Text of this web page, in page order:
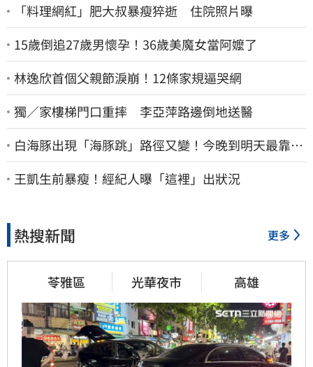
「料理網紅」肥大叔暴瘦猝逝 住院照片曝
15歲倒追27歲男懷孕！36歲美魔女當阿嬤了
林逸欣首個父親節淚崩！12條家規逼哭網
獨／家樓梯門口重摔 李亞萍路邊倒地送醫
白海豚出現「海豚跳」路徑又變！今晚到明天最靠
近 風雨搖滾區曝光
王凱生前暴瘦！經紀人曝「這裡」出狀況
熱搜新聞 更多
苓雅區 光華夜市 高雄